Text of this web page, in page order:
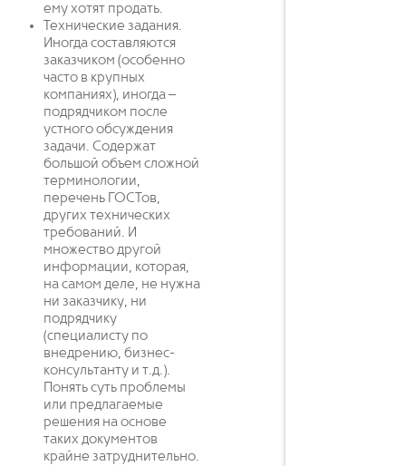
ему хотят продать.
Технические задания.
Иногда составляются
заказчиком (особенно
часто в крупных
компаниях), иногда –
подрядчиком после
устного обсуждения
задачи. Содержат
большой объем сложной
терминологии,
перечень ГОСТов,
других технических
требований. И
множество другой
информации, которая,
на самом деле, не нужна
ни заказчику, ни
подрядчику
(специалисту по
внедрению, бизнес-
консультанту и т.д.).
Понять суть проблемы
или предлагаемые
решения на основе
таких документов
крайне затруднительно.